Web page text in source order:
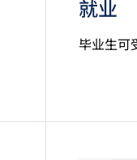
就业
毕业生可